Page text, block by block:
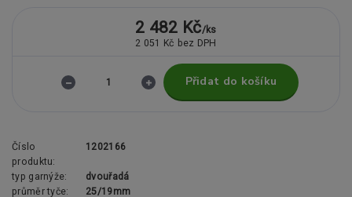
2 482 Kč/ks
2 051 Kč bez DPH
Přidat do košíku
Číslo
produktu:
1202166
typ garnýže:
dvouřadá
průměr tyče:
25/19mm